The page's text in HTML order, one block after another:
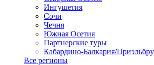
Ингушетия
Сочи
Чечня
Южная Осетия
Партнерские туры
Кабардино-Балкария/
Все регионы